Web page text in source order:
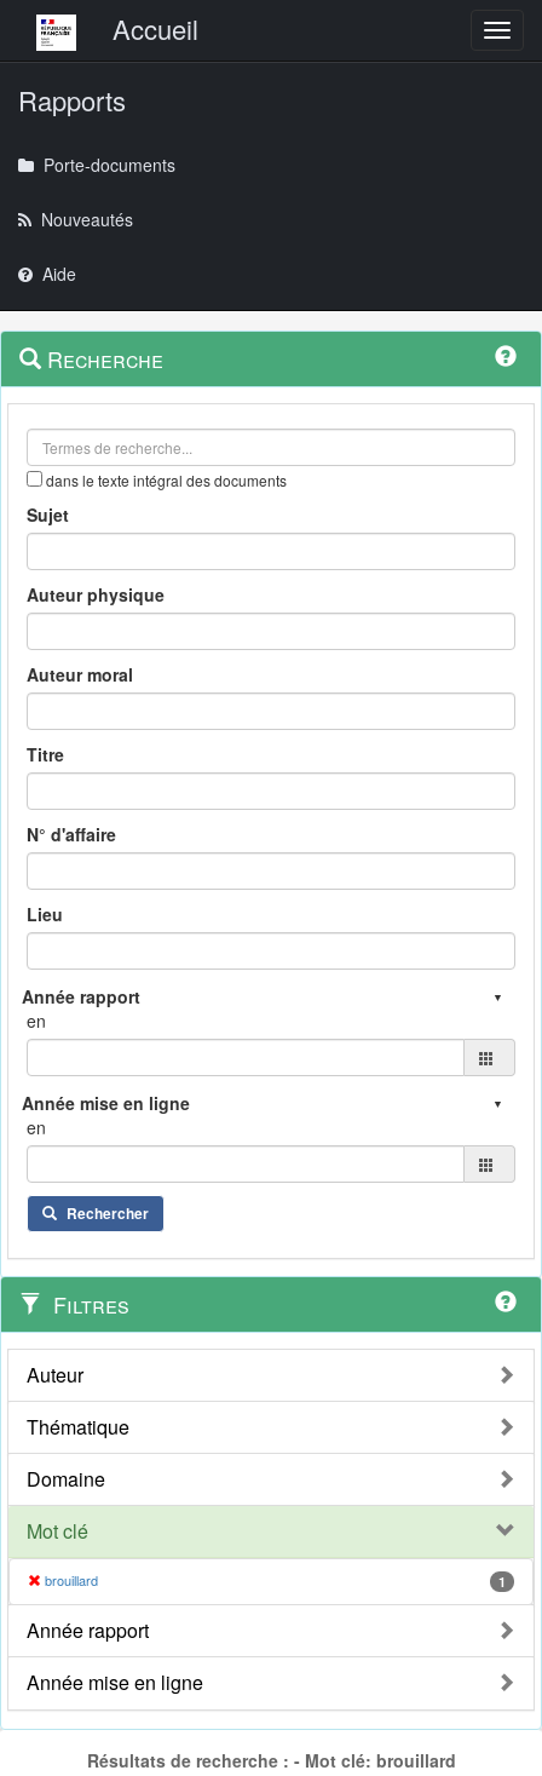
Menu principalAccueil
Rapports
Porte-documents
Nouveautés
Aide
Navigation
outils
Menu
contextuel
Recherche
dans le texte intégral des documents
Sujet
Auteur physique
Auteur moral
Titre
N° d'affaire
Lieu
en
en
Rechercher
Filtres
Auteur
Thématique
Domaine
Mot clé
brouillard 1
Année rapport
Année mise en ligne
Résultats de recherche : - Mot clé: brouillard